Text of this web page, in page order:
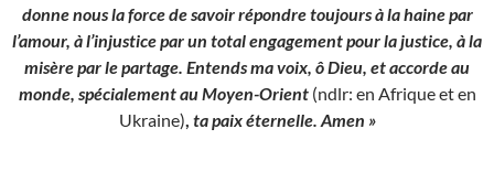
donne nous la force de savoir répondre toujours à la haine par
l’amour, à l’injustice par un total engagement pour la justice, à la
misère par le partage. Entends ma voix, ô Dieu, et accorde au
monde, spécialement au Moyen-Orient(ndlr: en Afrique et en
Ukraine), ta paix éternelle. Amen »